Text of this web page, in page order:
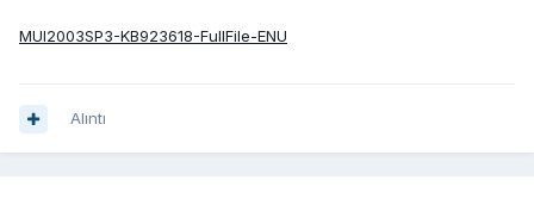
MUI2003SP3-KB923618-FullFile-ENU
Alıntı